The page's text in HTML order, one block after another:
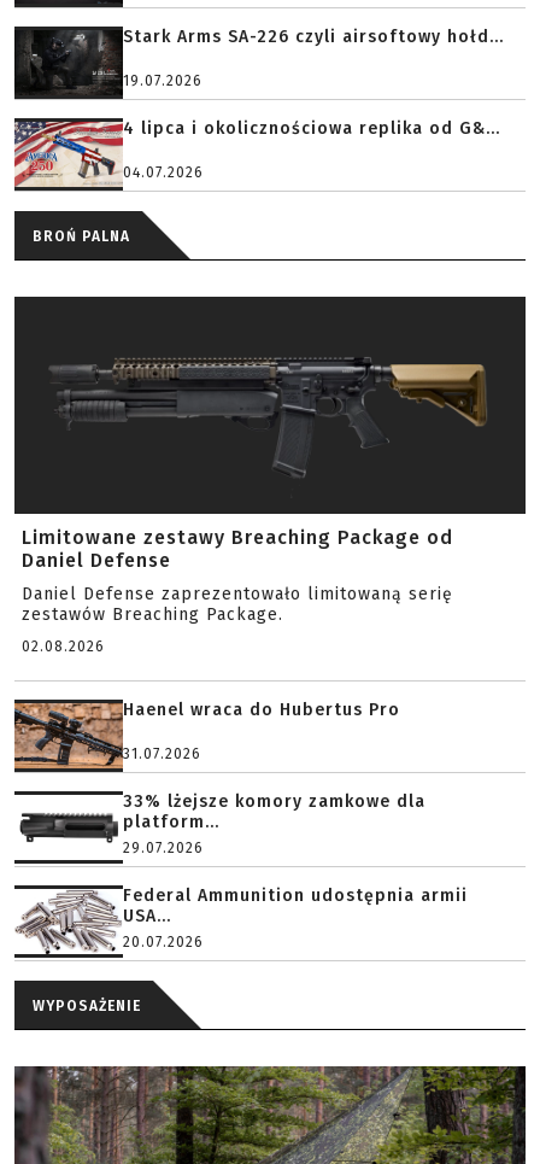
Stark Arms SA-226 czyli airsoftowy hołd...
19.07.2026
4 lipca i okolicznościowa replika od G&...
04.07.2026
BROŃ PALNA
Limitowane zestawy Breaching Package od
Daniel Defense
Daniel Defense zaprezentowało limitowaną serię
zestawów Breaching Package.
02.08.2026
Haenel wraca do Hubertus Pro
31.07.2026
33% lżejsze komory zamkowe dla
platform...
29.07.2026
Federal Ammunition udostępnia armii
USA...
20.07.2026
WYPOSAŻENIE